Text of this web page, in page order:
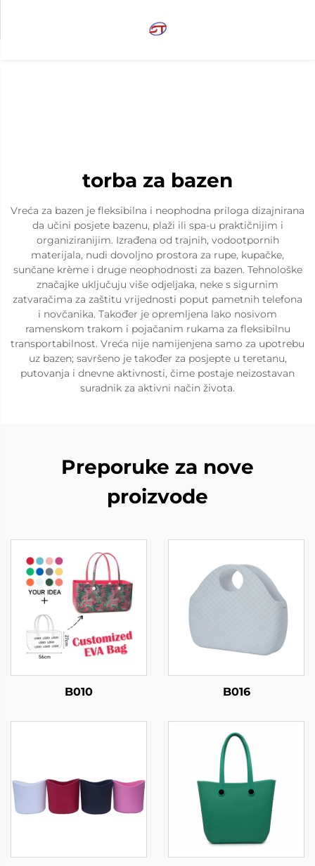
torba za bazen
Vreća za bazen je fleksibilna i neophodna priloga dizajnirana
da učini posjete bazenu, plaži ili spa-u praktičnijim i
organiziranijim. Izrađena od trajnih, vodootpornih
materijala, nudi dovoljno prostora za rupe, kupačke,
sunčane krème i druge neophodnosti za bazen. Tehnološke
značajke uključuju više odjeljaka, neke s sigurnim
zatvaračima za zaštitu vrijednosti poput pametnih telefona
i novčanika. Također je opremljena lako nosivom
ramenskom trakom i pojačanim rukama za fleksibilnu
transportabilnost. Vreća nije namijenjena samo za upotrebu
uz bazen; savršeno je također za posjepte u teretanu,
putovanja i dnevne aktivnosti, čime postaje neizostavan
suradnik za aktivni način života.
Preporuke za nove
proizvode
B010 B016